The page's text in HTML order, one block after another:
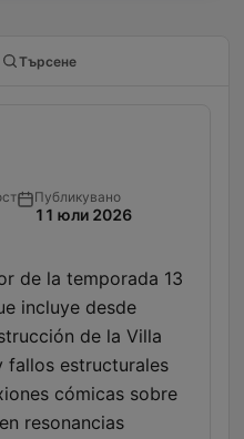
Търсене
Публикувано
11 юли 2026
de la temporada 13
incluye desde
de la Villa
fallos estructurales
cómicas sobre
resonancias